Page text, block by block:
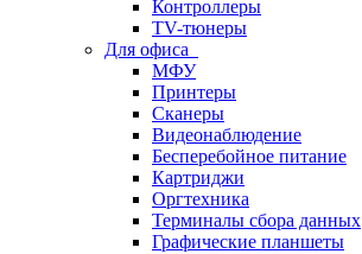
Контроллеры
TV-тюнеры
Для офиса
МФУ
Принтеры
Сканеры
Видеонаблюдение
Бесперебойное питание
Картриджи
Оргтехника
Терминалы сбора данных
Графические планшеты